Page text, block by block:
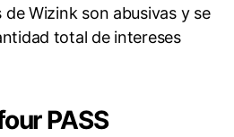
Wizink son abusivas y se
total de intereses
PASS